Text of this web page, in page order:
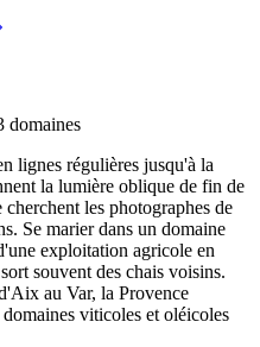
domaines
lignes régulières jusqu'à la
la lumière oblique de fin de
les photographes de
Se marier dans un domaine
exploitation agricole en
souvent des chais voisins.
au Var, la Provence
viticoles et oléicoles